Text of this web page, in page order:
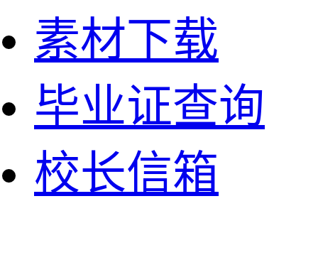
素材下载
毕业证查询
校长信箱